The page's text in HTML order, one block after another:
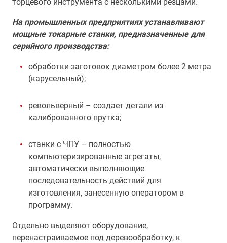
На промышленных предприятиях устанавливают
мощные токарные станки, предназначенные для
серийного производства:
обработки заготовок диаметром более 2 метра
(карусельный);
револьверный – создает детали из
калиброванного прутка;
станки с ЧПУ – полностью
компьютеризированные агрегаты,
автоматически выполняющие
последовательность действий для
изготовления, занесенную оператором в
программу.
Отдельно выделяют оборудование,
перенастраиваемое под деревообработку, к